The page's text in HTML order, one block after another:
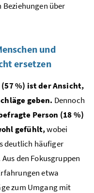
Beziehungen über
und
ersetzen
%) ist der Ansicht,
geben. Dennoch
Person (18 %)
gefühlt,wobei
deutlich häufiger
den Fokusgruppen
etwa
zum Umgang mit